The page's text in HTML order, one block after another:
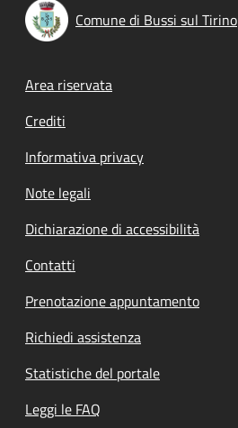
Comune di Bussi sul Tirino
Footer menu
Area riservata
Crediti
Informativa privacy
Note legali
Dichiarazione di accessibilità
Contatti
Prenotazione appuntamento
Richiedi assistenza
Statistiche del portale
Leggi le FAQ